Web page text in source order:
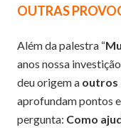
OUTRAS
Além da palestra “
anos nossa
deu origem a outros
aprofundam pontos
pergunta: Como